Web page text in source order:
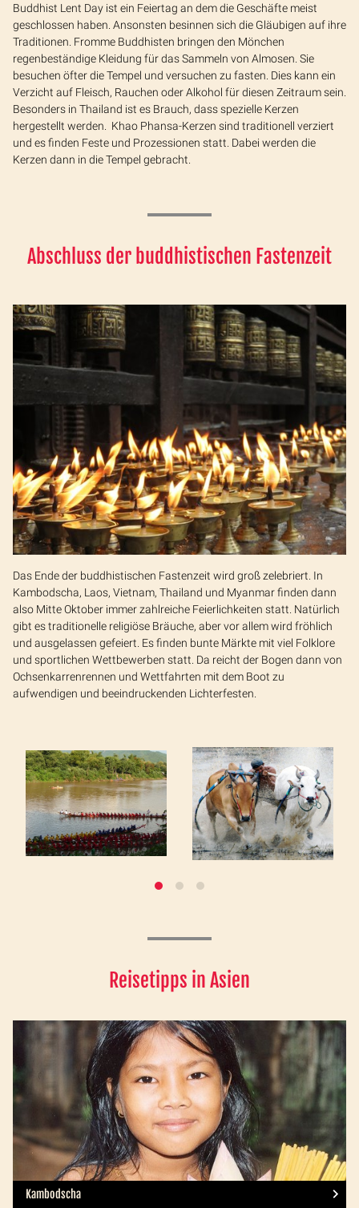
Buddhist Lent Day ist ein Feiertag an dem die Geschäfte meist
geschlossen haben. Ansonsten besinnen sich die Gläubigen auf ihre
Traditionen. Fromme Buddhisten bringen den Mönchen
regenbeständige Kleidung für das Sammeln von Almosen. Sie
besuchen öfter die Tempel und versuchen zu fasten. Dies kann ein
Verzicht auf Fleisch, Rauchen oder Alkohol für diesen Zeitraum sein.
Besonders in Thailand ist es Brauch, dass spezielle Kerzen
hergestellt werden. Khao Phansa-Kerzen sind traditionell verziert
und es finden Feste und Prozessionen statt. Dabei werden die
Kerzen dann in die Tempel gebracht.
Abschluss der buddhistischen Fastenzeit
Das Ende der buddhistischen Fastenzeit wird groß zelebriert. In
Kambodscha, Laos, Vietnam, Thailand und Myanmar finden dann
also Mitte Oktober immer zahlreiche Feierlichkeiten statt. Natürlich
gibt es traditionelle religiöse Bräuche, aber vor allem wird fröhlich
und ausgelassen gefeiert. Es finden bunte Märkte mit viel Folklore
und sportlichen Wettbewerben statt. Da reicht der Bogen dann von
Ochsenkarrenrennen und Wettfahrten mit dem Boot zu
aufwendigen und beeindruckenden Lichterfesten.
Reisetipps in Asien
Kambodscha